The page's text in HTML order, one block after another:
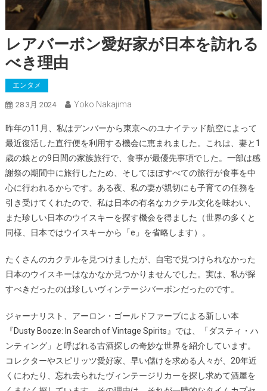
レアバーボン愛好家が日本を訪れる
べき理由
エンタメ
28 3月 2024 Yoko Nakajima
昨年の11月、私はデンバーから東京へのユナイテッド航空によって
最近復活した直行便を利用する機会に恵まれました。これは、妻と1
歳の娘との9日間の家族旅行で、食事が最優先事項でした。一部は感
謝祭の期間中に旅行したため、そしてほぼすべての旅行が食事を中
心に行われるからです。ある夜、私の妻が親切にも子育ての任務を
引き受けてくれたので、私は日本の有名なカクテル文化を味わい、
また珍しい日本のウイスキーを探す機会を得ました（世界の多くと
同様、日本ではウイスキーから「e」を省略します）。
たくさんのカクテルを見つけましたが、自宅で見つけられなかった
日本のウイスキーはなかなか見つかりませんでした。実は、私が探
すべきだったのは珍しいヴィンテージバーボンだったのです。
ジャーナリスト、アーロン・ゴールドファーブによる新しい本
『Dusty Booze: In Search of Vintage Spirits』では、「ダスティ・ハ
ンティング」と呼ばれる古酒探しの奇妙な世界を紹介しています。
コレクターやスピリッツ愛好家、早い儲けを求める人々が、20年近
くにわたり、忘れ去られたヴィンテージリカーを探し求めて酒屋を